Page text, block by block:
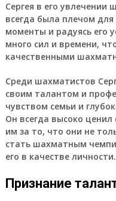
Сергея в его
всегда была плечом
моменты и радуясь его
много сил и времени,
качественными
Среди шахматистов
своим талантом и
чувством семьи и
Он всегда высоко
им за то, что они не
стать шахматным
его в качестве личности.
Признание